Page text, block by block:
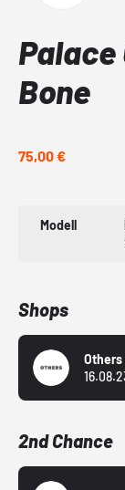
Palace
Bone
75,00 €
Modell
Shops
Others
2nd Chance